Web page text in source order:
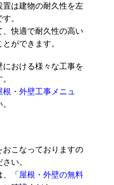
は建物の耐久性を左
。
快適で耐久性の高い
ができます。
おける様々な工事を
根・外壁工事メニュ
こなっておりますの
い。
「屋根・外壁の無料